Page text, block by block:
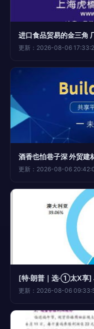
进口食品贸易的金三角
更新：2026-08-06
酒香也怕巷子深 外贸建
更新：2026-08-06
更新：2026-08-06